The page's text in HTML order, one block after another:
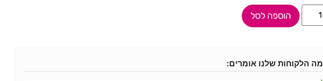
הוספה לסל
מה הלקוחות שלנו אומרים: